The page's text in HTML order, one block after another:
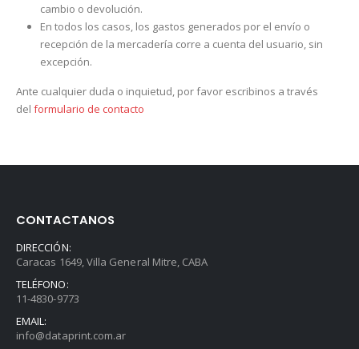
cambio o devolución.
En todos los casos, los gastos generados por el envío o
recepción de la mercadería corre a cuenta del usuario, sin
excepción.
Ante cualquier duda o inquietud, por favor escribinos a través
del formulario de contacto
CONTACTANOS
DIRECCIÓN:
Caracas 1649, Villa General Mitre, CABA
TELÉFONO:
11-4830-9773
EMAIL:
info@dataprint.com.ar